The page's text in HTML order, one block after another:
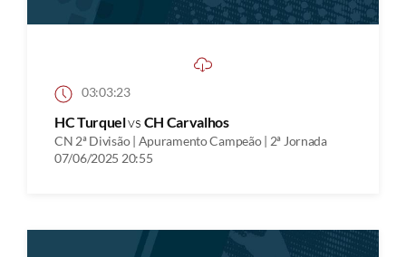
03:03:23
HC Turquelvs CH Carvalhos
CN 2ª Divisão | Apuramento Campeão | 2ª Jornada
07/06/2025 20:55